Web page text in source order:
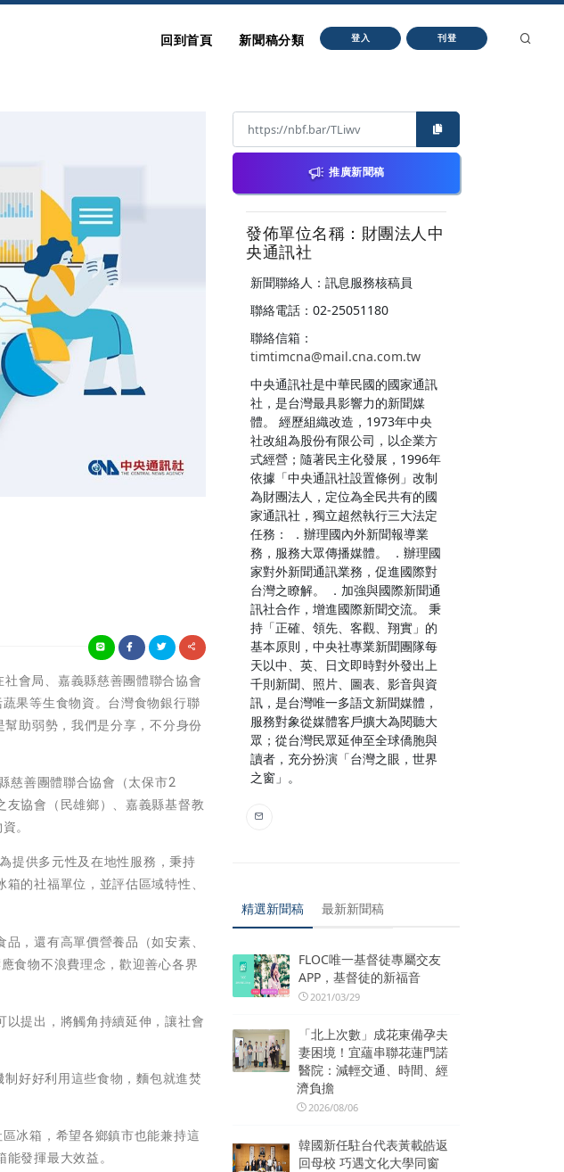
回到首頁 新聞稿分類 登入 刊登
會局、嘉義縣慈善團體聯合協會
果等生食物資。台灣食物銀行聯
助弱勢，我們是分享，不分身份
慈善團體聯合協會（太保市2
友協會（民雄鄉）、嘉義縣基督教
。
提供多元性及在地性服務，秉持
的社福單位，並評估區域特性、
，還有高單價營養品（如安素、
食物不浪費理念，歡迎善心各界
提出，將觸角持續延伸，讓社會
好好利用這些食物，麵包就進焚
冰箱，希望各鄉鎮市也能兼持這
發揮最大效益。
推廣新聞稿
發佈單位名稱：財團法人中
央通訊社
新聞聯絡人：訊息服務核稿員
聯絡電話：02-25051180
聯絡信箱：
timtimcna@mail.cna.com.tw
中央通訊社是中華民國的國家通訊
社，是台灣最具影響力的新聞媒
體。 經歷組織改造，1973年中央
社改組為股份有限公司，以企業方
式經營；隨著民主化發展，1996年
依據「中央通訊社設置條例」改制
為財團法人，定位為全民共有的國
家通訊社，獨立超然執行三大法定
任務： ．辦理國內外新聞報導業
務，服務大眾傳播媒體。 ．辦理國
家對外新聞通訊業務，促進國際對
台灣之瞭解。 ．加強與國際新聞通
訊社合作，增進國際新聞交流。 秉
持「正確、領先、客觀、翔實」的
基本原則，中央社專業新聞團隊每
天以中、英、日文即時對外發出上
千則新聞、照片、圖表、影音與資
訊，是台灣唯一多語文新聞媒體，
服務對象從媒體客戶擴大為閱聽大
眾；從台灣民眾延伸至全球僑胞與
讀者，充分扮演「台灣之眼，世界
之窗」。
精選新聞稿 最新新聞稿
FLOC唯一基督徒專屬交友
APP，基督徒的新福音
2021/03/29
「北上次數」成花東備孕夫
妻困境！宜蘊串聯花蓮門諾
醫院：減輕交通、時間、經
濟負擔
2026/08/06
韓國新任駐台代表黃載皓返
回母校 巧遇文化大學同窗